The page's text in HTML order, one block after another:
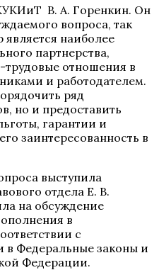
В. А. Горенкин. Он
вопроса, так
является наиболее
партнерства,
отношения в
и работодателем.
ряд
но и предоставить
гарантии и
заинтересованность в
выступила
отдела Е. В.
на обсуждение
в
с
Федеральные законы и
Федерации.